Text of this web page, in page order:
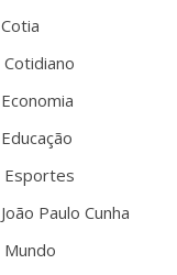
Cotia
Cotidiano
Economia
Educação
Esportes
João Paulo Cunha
Mundo